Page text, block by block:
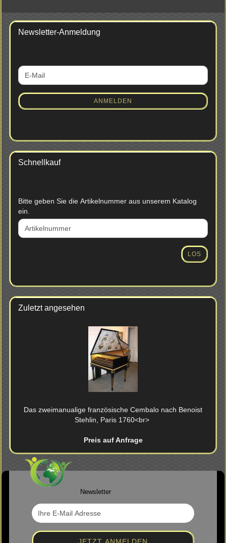
Newsletter-Anmeldung
WEITER
ZUR
ANMELDUNG
E-
Mail
ANMELDEN
Schnellkauf
BITTE
GEBEN
SIE
DIE
Bitte geben Sie die Artikelnummer aus unserem Katalog
ein.
LOS
Zuletzt angesehen
Das zwei­ma­nu­a­li­ge fran­zö­si­sche Cem­ba­lo nach Be­noist
Steh­lin, Paris 1760<br>
Preis auf Anfrage
Newsletter